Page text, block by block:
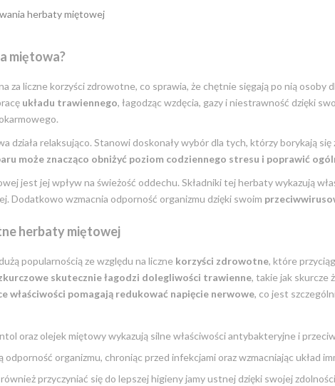
herbaty miętowej
miętowa?
za liczne korzyści zdrowotne, co sprawia, że chętnie sięgają po nią osoby
układu trawiennego, łagodząc wzdęcia, gazy i niestrawność dzięki
działa relaksująco. Stanowi doskonały wybór dla tych, którzy borykają
może znacząco obniżyć poziom codziennego stresu i poprawić
jest jej wpływ na świeżość oddechu. Składniki tej herbaty wykazują
Dodatkowo wzmacnia odporność organizmu dzięki swoim
herbaty miętowej
popularnością ze względu na liczne korzyści zdrowotne, które
skutecznie łagodzi dolegliwości trawienne, takie jak skurcze
właściwości pomagają redukować napięcie nerwowe, co jest
oraz olejek miętowy wykazują silne właściwości antybakteryjne i
organizmu, chroniąc przed infekcjami oraz wzmacniając układ
przyczyniać się do lepszej higieny jamy ustnej dzięki swojej